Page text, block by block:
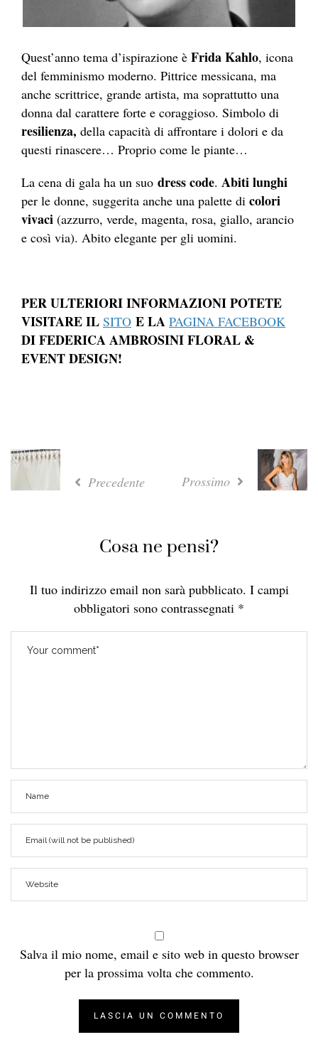
Quest’anno tema d’ispirazione è Frida Kahlo, icona
del femminismo moderno. Pittrice messicana, ma
anche scrittrice, grande artista, ma soprattutto una
donna dal carattere forte e coraggioso. Simbolo di
resilienza, della capacità di affrontare i dolori e da
questi rinascere… Proprio come le piante…
La cena di gala ha un suo dress code. Abiti lunghi
per le donne, suggerita anche una palette di colori
vivaci (azzurro, verde, magenta, rosa, giallo, arancio
e così via). Abito elegante per gli uomini.
PER ULTERIORI INFORMAZIONI POTETE
VISITARE IL SITO E LA PAGINA FACEBOOK
DI FEDERICA AMBROSINI FLORAL &
EVENT DESIGN!
Precedente Prossimo
Cosa ne pensi?
Il tuo indirizzo email non sarà pubblicato. I campi
obbligatori sono contrassegnati *
Salva il mio nome, email e sito web in questo browser
per la prossima volta che commento.